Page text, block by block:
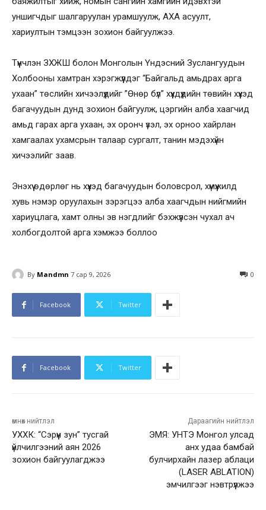
уншигчдыг шалгаруулан урамшуулж, АХА асуулт,
хариултын тэмцээн зохион байгуулжээ.
Түүнчлэн ЗХЖШ болон Монголын Үндэсний Зуслангуудын
Холбооны хамтран хэрэгжүүлдэг “Байгальд амьдрах арга
ухаан” төслийн хичээлүүдийг ”Өнөр бүл” хүүхдүүдийн төвийн хүүхэд
багачуудын дунд зохион байгуулж, цэргийн алба хаагчид
амьд гарах арга ухаан, эх оронч үзэл, эх орноо хайрлан
хамгаалах ухамсрын талаар сургалт, танин мэдэхүйн
хичээлийг заав.
Энэхүү өдөрлөг нь хүүхэд багачуудын боловсрол, хүмүүжилд
хувь нэмэр оруулахын зэрэгцээ алба хаагчдын нийгмийн
хариуцлага, хамт олны эв нэгдлийг бэхжүүлсэн чухал ач
холбогдолтой арга хэмжээ боллоо
By Mandmn 7 сар 9, 2026 0
Facebook Twitter
Facebook Twitter
өмнөх нийтлэл
УХХК: “Сэрүүн зун” тусгай
үйлчилгээний аян 2026
зохион байгуулагджээ
Дараагийн нийтлэл
ЭМЯ: УНТЭ Монгол улсад
анх удаа бамбай
булчирхайн лазер аблаци
(LASER ABLATION)
эмчилгээг нэвтрүүлжээ